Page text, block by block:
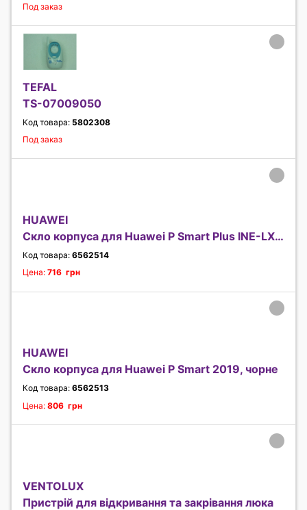
Под заказ
TEFAL
TS-07009050
Код товара: 5802308
Под заказ
HUAWEI
Скло корпуса для Huawei P Smart Plus INE-LX1, чорн
Код товара: 6562514
Цена: 716 грн
HUAWEI
Скло корпуса для Huawei P Smart 2019, чорне
Код товара: 6562513
Цена: 806 грн
VENTOLUX
Пристрій для відкривання та закрівання люка